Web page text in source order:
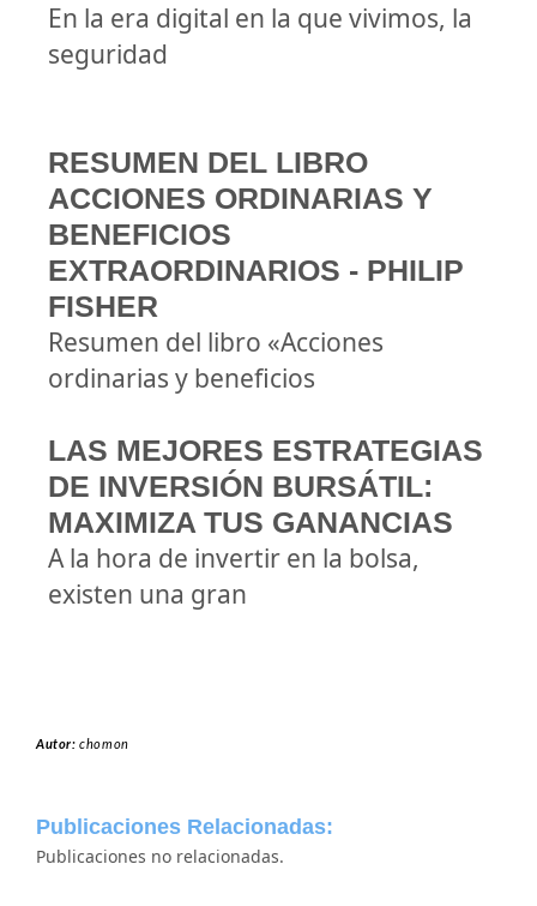
En la era digital en la que vivimos, la
seguridad
RESUMEN DEL LIBRO
ACCIONES ORDINARIAS Y
BENEFICIOS
EXTRAORDINARIOS - PHILIP
FISHER
Resumen del libro «Acciones
ordinarias y beneficios
LAS MEJORES ESTRATEGIAS
DE INVERSIÓN BURSÁTIL:
MAXIMIZA TUS GANANCIAS
A la hora de invertir en la bolsa,
existen una gran
Autor:chomon
Publicaciones Relacionadas:
Publicaciones no relacionadas.